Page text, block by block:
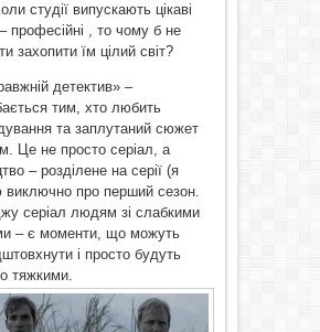
студії випускають цікаві
професійні , то чому б не
захопити їм цілий світ?
детектив» –
тим, хто любить
та заплутаний сюжет
Це не просто серіал, а
– розділене на серії (я
виключно про перший сезон.
серіал людям зі слабкими
– є моменти, що можуть
і просто будуть
тяжкими.